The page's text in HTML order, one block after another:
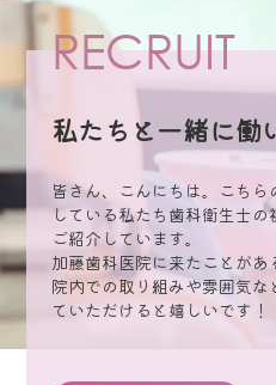
RECRUIT
私たちと一緒に働
皆さん、こんにちは。こち
している私たち歯科衛生士の
ご紹介しています。
加藤歯科医院に来たことがあ
院内での取り組みや雰囲気
ていただけると嬉しいです！